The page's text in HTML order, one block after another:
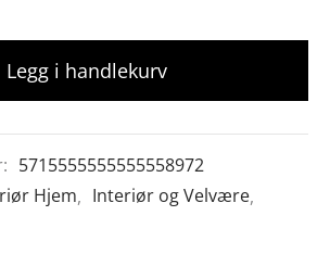
Legg i handlekurv
5715555555555558972
Hjem, Interiør og Velvære,